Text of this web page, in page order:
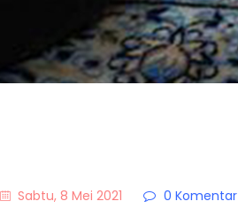
Sabtu, 8 Mei 2021 0 Komentar